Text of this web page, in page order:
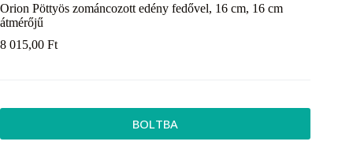
Orion Pöttyös zománcozott edény fedővel, 16 cm, 16 cm
átmérőjű
8 015,00 Ft
BOLTBA